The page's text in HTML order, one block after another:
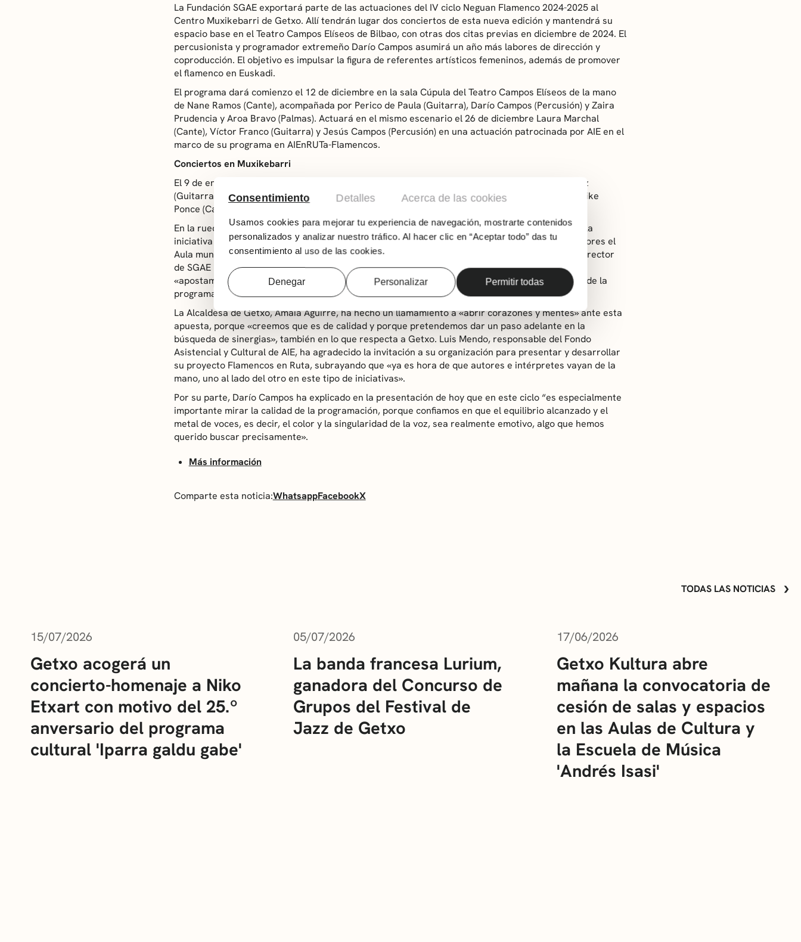
Consentimiento Detalles Acerca de las cookies
Usamos cookies para mejorar tu experiencia de navegación, mostrarte contenidos
personalizados y analizar nuestro tráfico. Al hacer clic en “Aceptar todo” das tu
consentimiento al uso de las cookies.
Denegar Personalizar Permitir todas
La Fundación SGAE exportará parte de las actuaciones del IV ciclo Neguan Flamenco 2024-2025 al
Centro Muxikebarri de Getxo. Allí tendrán lugar dos conciertos de esta nueva edición y mantendrá su
espacio base en el Teatro Campos Elíseos de Bilbao, con otras dos citas previas en diciembre de 2024. El
percusionista y programador extremeño Darío Campos asumirá un año más labores de dirección y
coproducción. El objetivo es impulsar la figura de referentes artísticos femeninos, además de promover
el flamenco en Euskadi.
El programa dará comienzo el 12 de diciembre en la sala Cúpula del Teatro Campos Elíseos de la mano
de Nane Ramos (Cante), acompañada por Perico de Paula (Guitarra), Darío Campos (Percusión) y Zaira
Prudencia y Aroa Bravo (Palmas). Actuará en el mismo escenario el 26 de diciembre Laura Marchal
(Cante), Víctor Franco (Guitarra) y Jesús Campos (Percusión) en una actuación patrocinada por AIE en el
marco de su programa en AIEnRUTa-Flamencos.
Conciertos en Muxikebarri
El 9 de enero el ciclo llega a Muxikebarri de la mano de Alicia Morales (Cante) y Antonia Jiménez
(Guitarra), que actuarán en la sala Ereaga. Dos semanas después, el día 23, será el turno de Naike
Ponce (Cante) y Manuel Cazas (Guitarra).
En la rueda de prensa ofrecida esta mañana en el centro cultural bilbaíno, los responsables de la
iniciativa han explicado que, por primera vez, se incorporan a la misma en calidad de colaboradores el
Aula municipal de Cultura de Getxo y AIE Asociación de Artistas, Intérpretes o Ejecutantes. El director
de SGAE Euskadi, Joseba Palacios, ha explicado que «para nosotros es un doble reto», ya que
«apostamos por este género a nivel de Euskadi y porque intentamos situar a la mujer como eje de la
programación».
La Alcaldesa de Getxo, Amaia Aguirre, ha hecho un llamamiento a «abrir corazones y mentes» ante esta
apuesta, porque «creemos que es de calidad y porque pretendemos dar un paso adelante en la
búsqueda de sinergias», también en lo que respecta a Getxo. Luis Mendo, responsable del Fondo
Asistencial y Cultural de AIE, ha agradecido la invitación a su organización para presentar y desarrollar
su proyecto Flamencos en Ruta, subrayando que «ya es hora de que autores e intérpretes vayan de la
mano, uno al lado del otro en este tipo de iniciativas».
Por su parte, Darío Campos ha explicado en la presentación de hoy que en este ciclo “es especialmente
importante mirar la calidad de la programación, porque confiamos en que el equilibrio alcanzado y el
metal de voces, es decir, el color y la singularidad de la voz, sea realmente emotivo, algo que hemos
querido buscar precisamente».
Más información
Comparte esta noticia:WhatsappFacebookX
TODAS LAS NOTICIAS
15/07/2026
Getxo acogerá un
concierto-homenaje a Niko
Etxart con motivo del 25.º
anversario del programa
cultural 'Iparra galdu gabe'
05/07/2026
La banda francesa Lurium,
ganadora del Concurso de
Grupos del Festival de
Jazz de Getxo
17/06/2026
Getxo Kultura abre
mañana la convocatoria de
cesión de salas y espacios
en las Aulas de Cultura y
la Escuela de Música
'Andrés Isasi'